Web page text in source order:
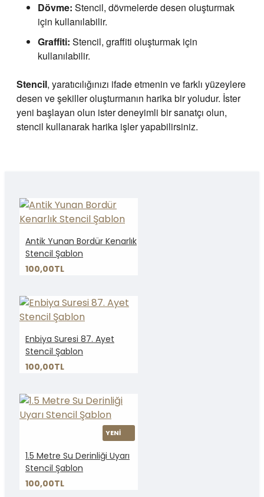
Dövme: Stencil, dövmelerde desen oluşturmak
için kullanılabilir.
Graffiti: Stencil, graffiti oluşturmak için
kullanılabilir.
Stencil, yaratıcılığınızı ifade etmenin ve farklı yüzeylere
desen ve şekiller oluşturmanın harika bir yoludur. İster
yeni başlayan olun ister deneyimli bir sanatçı olun,
stencil kullanarak harika işler yapabilirsiniz.
Antik Yunan Bordür Kenarlık
Stencil Şablon
100,00TL
Enbiya Suresi 87. Ayet
Stencil Şablon
100,00TL
YENİ
1.5 Metre Su Derinliği Uyarı
Stencil Şablon
100,00TL